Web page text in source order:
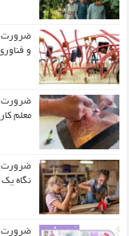
ضرورت
و
ضرورت
معلم
ضرورت
نگاه یک
ضرورت